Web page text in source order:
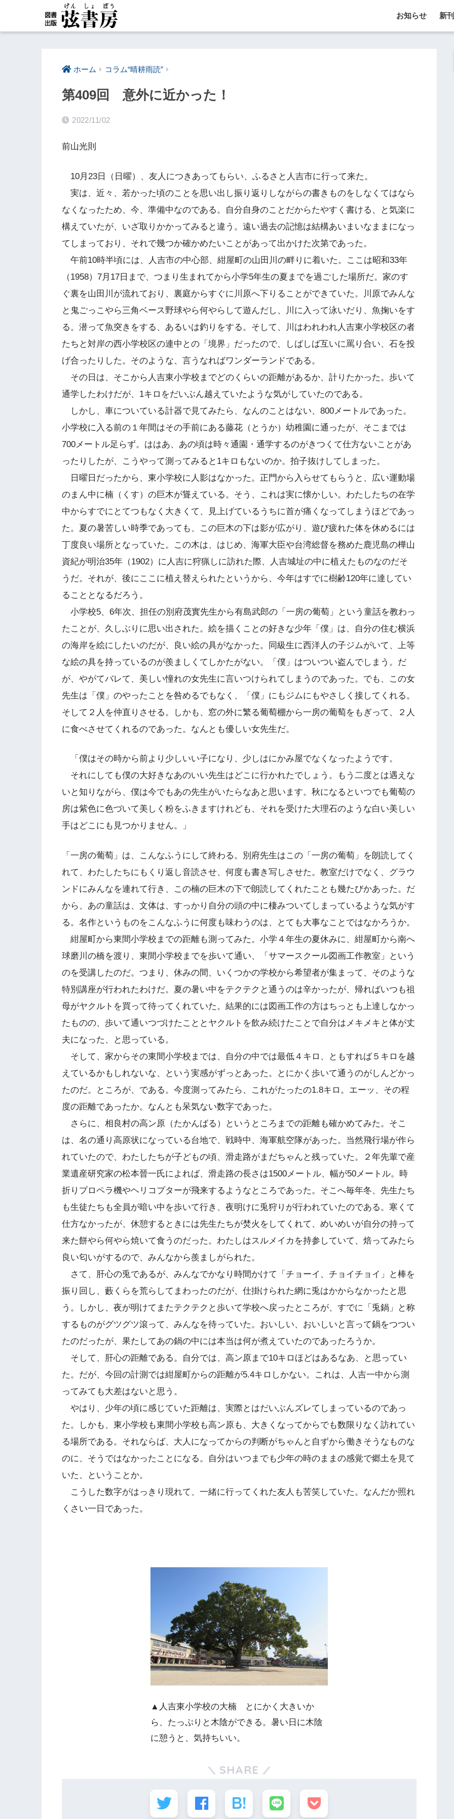
お知らせ 新
ホーム コラム“晴耕雨読”
第409回 意外に近かった！
2022/11/02
前山光則
10月23日（日曜）、友人につきあってもらい、ふるさと人吉市に行って来た。
実は、近々、若かった頃のことを思い出し振り返りしながらの書きものをしなくてはなら
なくなったため、今、準備中なのである。自分自身のことだからたやすく書ける、と気楽に
構えていたが、いざ取りかかってみると違う。遠い過去の記憶は結構あいまいなままになっ
てしまっており、それで幾つか確かめたいことがあって出かけた次第であった。
午前10時半頃には、人吉市の中心部、紺屋町の山田川の畔りに着いた。ここは昭和33年
（1958）7月17日まで、つまり生まれてから小学5年生の夏までを過ごした場所だ。家のす
ぐ裏を山田川が流れており、裏庭からすぐに川原へ下りることができていた。川原でみんな
と鬼ごっこやら三角ベース野球やら何やらして遊んだし、川に入って泳いだり、魚掬いをす
る。潜って魚突きをする、あるいは釣りをする。そして、川はわれわれ人吉東小学校区の者
たちと対岸の西小学校区の連中との「境界」だったので、しばしば互いに罵り合い、石を投
げ合ったりした。そのような、言うなればワンダーランドである。
その日は、そこから人吉東小学校までどのくらいの距離があるか、計りたかった。歩いて
通学したわけだが、1キロをだいぶん越えていたような気がしていたのである。
しかし、車についている計器で見てみたら、なんのことはない、800メートルであった。
小学校に入る前の１年間はその手前にある藤花（とうか）幼稚園に通ったが、そこまでは
700メートル足らず。ははあ、あの頃は時々通園・通学するのがきつくて仕方ないことがあ
ったりしたが、こうやって測ってみると1キロもないのか。拍子抜けしてしまった。
日曜日だったから、東小学校に人影はなかった。正門から入らせてもらうと、広い運動場
のまん中に楠（くす）の巨木が聳えている。そう、これは実に懐かしい。わたしたちの在学
中からすでにとてつもなく大きくて、見上げているうちに首が痛くなってしまうほどであっ
た。夏の暑苦しい時季であっても、この巨木の下は影が広がり、遊び疲れた体を休めるには
丁度良い場所となっていた。この木は、はじめ、海軍大臣や台湾総督を務めた鹿児島の樺山
資紀が明治35年（1902）に人吉に狩猟しに訪れた際、人吉城址の中に植えたものなのだそ
うだ。それが、後にここに植え替えられたというから、今年はすでに樹齢120年に達してい
ることとなるだろう。
小学校5、6年次、担任の別府茂實先生から有島武郎の「一房の葡萄」という童話を教わっ
たことが、久しぶりに思い出された。絵を描くことの好きな少年「僕」は、自分の住む横浜
の海岸を絵にしたいのだが、良い絵の具がなかった。同級生に西洋人の子ジムがいて、上等
な絵の具を持っているのが羨ましくてしかたがない。「僕」はついつい盗んでしまう。だ
が、やがてバレて、美しい憧れの女先生に言いつけられてしまうのであった。でも、この女
先生は「僕」のやったことを咎めるでもなく、「僕」にもジムにもやさしく接してくれる。
そして２人を仲直りさせる。しかも、窓の外に繁る葡萄棚から一房の葡萄をもぎって、２人
に食べさせてくれるのであった。なんとも優しい女先生だ。
「僕はその時から前より少しいい子になり、少しはにかみ屋でなくなったようです。
それにしても僕の大好きなあのいい先生はどこに行かれたでしょう。もう二度とは遇えな
いと知りながら、僕は今でもあの先生がいたらなあと思います。秋になるといつでも葡萄の
房は紫色に色づいて美しく粉をふきますけれども、それを受けた大理石のような白い美しい
手はどこにも見つかりません。」
「一房の葡萄」は、こんなふうにして終わる。別府先生はこの「一房の葡萄」を朗読してく
れて、わたしたちにもくり返し音読させ、何度も書き写しさせた。教室だけでなく、グラウ
ンドにみんなを連れて行き、この楠の巨木の下で朗読してくれたことも幾たびかあった。だ
から、あの童話は、文体は、すっかり自分の頭の中に棲みついてしまっているような気がす
る。名作というものをこんなふうに何度も味わうのは、とても大事なことではなかろうか。
紺屋町から東間小学校までの距離も測ってみた。小学４年生の夏休みに、紺屋町から南へ
球磨川の橋を渡り、東間小学校までを歩いて通い、「サマースクール図画工作教室」という
のを受講したのだ。つまり、休みの間、いくつかの学校から希望者が集まって、そのような
特別講座が行われたわけだ。夏の暑い中をテクテクと通うのは辛かったが、帰ればいつも祖
母がヤクルトを買って待ってくれていた。結果的には図画工作の方はちっとも上達しなかっ
たものの、歩いて通いつづけたこととヤクルトを飲み続けたことで自分はメキメキと体が丈
夫になった、と思っている。
そして、家からその東間小学校までは、自分の中では最低４キロ、ともすれば５キロを越
えているかもしれないな、という実感がずっとあった。とにかく歩いて通うのがしんどかっ
たのだ。ところが、である。今度測ってみたら、これがたったの1.8キロ。エーッ、その程
度の距離であったか。なんとも呆気ない数字であった。
さらに、相良村の高ン原（たかんばる）というところまでの距離も確かめてみた。そこ
は、名の通り高原状になっている台地で、戦時中、海軍航空隊があった。当然飛行場が作ら
れていたので、わたしたちが子どもの頃、滑走路がまだちゃんと残っていた。２年先輩で産
業遺産研究家の松本晉一氏によれば、滑走路の長さは1500メートル、幅が50メートル。時
折りプロペラ機やヘリコプターが飛来するようなところであった。そこへ毎年冬、先生たち
も生徒たちも全員が暗い中を歩いて行き、夜明けに兎狩りが行われていたのである。寒くて
仕方なかったが、休憩するときには先生たちが焚火をしてくれて、めいめいが自分の持って
来た餅やら何やら焼いて食うのだった。わたしはスルメイカを持参していて、焙ってみたら
良い匂いがするので、みんなから羨ましがられた。
さて、肝心の兎であるが、みんなでかなり時間かけて「チョーイ、チョイチョイ」と棒を
振り回し、藪くらを荒らしてまわったのだが、仕掛けられた網に兎はかからなかったと思
う。しかし、夜が明けてまたテクテクと歩いて学校へ戻ったところが、すでに「兎鍋」と称
するものがグツグツ滾って、みんなを待っていた。おいしい、おいしいと言って鍋をつつい
たのだったが、果たしてあの鍋の中には本当は何が煮えていたのであったろうか。
そして、肝心の距離である。自分では、高ン原まで10キロほどはあるなあ、と思ってい
た。だが、今回の計測では紺屋町からの距離が5.4キロしかない。これは、人吉一中から測
ってみても大差はないと思う。
やはり、少年の頃に感じていた距離は、実際とはだいぶんズレてしまっているのであっ
た。しかも、東小学校も東間小学校も高ン原も、大きくなってからでも数限りなく訪れてい
る場所である。それならば、大人になってからの判断がちゃんと自ずから働きそうなものな
のに、そうではなかったことになる。自分はいつまでも少年の時のままの感覚で郷土を見て
いた、ということか。
こうした数字がはっきり現れて、一緒に行ってくれた友人も苦笑していた。なんだか照れ
くさい一日であった。
▲人吉東小学校の大楠 とにかく大きいか
ら、たっぷりと木陰ができる。暑い日に木陰
に憩うと、気持ちいい。
SHARE